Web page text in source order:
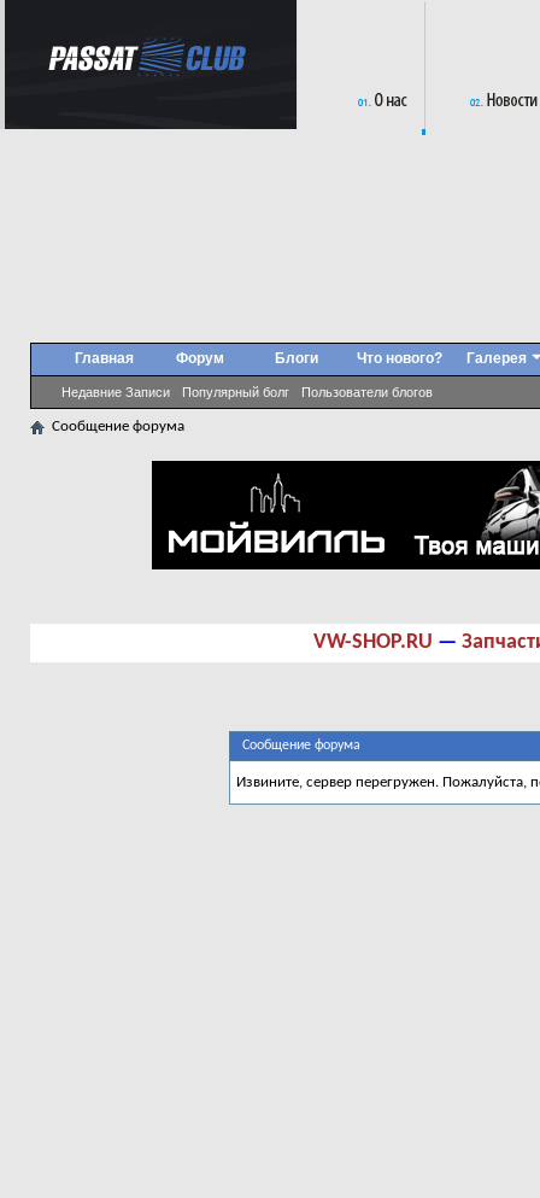
Главная Форум Блоги
Недавние Записи Популярный болг Пользователи блогов
Что нового? Галерея
Сообщение форума
VW-SHOP.RU —
Сообщение форума
Извините, сервер перегружен. Пожалуйста,